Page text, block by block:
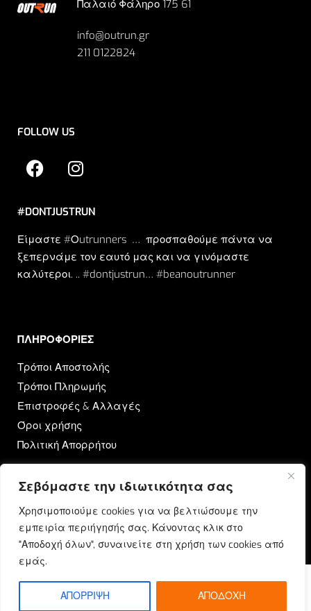
Σεβόμαστε την ιδιωτικότητα σας
Χρησιμοποιούμε cookies για να βελτιώσουμε την
εμπειρία περιήγησής σας. Κάνοντας κλικ στο
"Αποδοχή όλων", συναινείτε στη χρήση των cookies από
εμάς.
ΑΠΟΡΡΙΨΗ ΑΠΟΔΟΧΗ
Παλαιό Φάληρο 175 61
info@outrun.gr
211 0122824
FOLLOW US
#DONTJUSTRUN
Είμαστε #Οutrunners … προσπαθούμε πάντα να
ξεπερνάμε τον εαυτό μας και να γινόμαστε
καλύτεροι. .. #dontjustrun… #beanoutrunner
ΠΛΗΡΟΦΟΡΙΕΣ​
Τρόποι Αποστολής
Τρόποι Πληρωμής
Επιστροφές & Αλλαγές
Όροι χρήσης
Πολιτική Απορρήτου
OUTRUN
Ποιοι Είμαστε
Επικοινωνία
Blog